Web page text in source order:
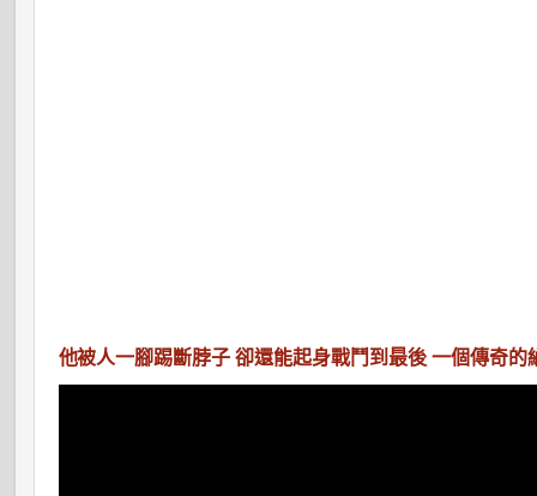
他被人一腳踢斷脖子 卻還能起身戰鬥到最後 一個傳奇